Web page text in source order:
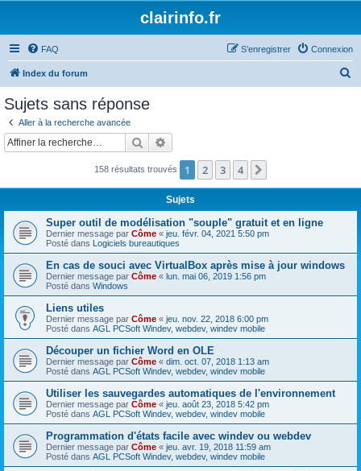
clairinfo.fr
FAQ Connexion
S’enregistrer
Index du forum
c
Sujets sans réponse
Aller à la recherche avancée
Rechercher
158 résultats trouvés 1 2 3 4
Sujets
Super outil de modélisation "souple" gratuit et en ligne
Dernier message par Côme « jeu. févr. 04, 2021 5:50 pm
Posté dans Logiciels bureautiques
En cas de souci avec VirtualBox après mise à jour windows
Dernier message par Côme « lun. mai 06, 2019 1:56 pm
Posté dans Windows
Liens utiles
Dernier message par Côme « jeu. nov. 22, 2018 6:00 pm
Posté dans AGL PCSoft Windev, webdev, windev mobile
Découper un fichier Word en OLE
Dernier message par Côme « dim. oct. 07, 2018 1:13 am
Posté dans AGL PCSoft Windev, webdev, windev mobile
Utiliser les sauvegardes automatiques de l'environnement
Dernier message par Côme « jeu. août 23, 2018 5:42 pm
Posté dans AGL PCSoft Windev, webdev, windev mobile
Programmation d'états facile avec windev ou webdev
Dernier message par Côme « jeu. avr. 19, 2018 11:59 am
Posté dans AGL PCSoft Windev, webdev, windev mobile